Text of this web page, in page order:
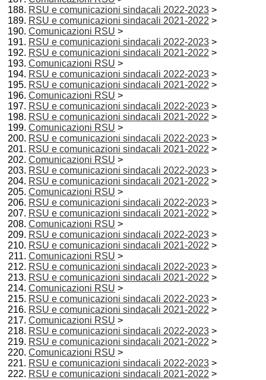
RSU e comunicazioni sindacali 2022-2023 >
RSU e comunicazioni sindacali 2021-2022 >
Comunicazioni RSU >
RSU e comunicazioni sindacali 2022-2023 >
RSU e comunicazioni sindacali 2021-2022 >
Comunicazioni RSU >
RSU e comunicazioni sindacali 2022-2023 >
RSU e comunicazioni sindacali 2021-2022 >
Comunicazioni RSU >
RSU e comunicazioni sindacali 2022-2023 >
RSU e comunicazioni sindacali 2021-2022 >
Comunicazioni RSU >
RSU e comunicazioni sindacali 2022-2023 >
RSU e comunicazioni sindacali 2021-2022 >
Comunicazioni RSU >
RSU e comunicazioni sindacali 2022-2023 >
RSU e comunicazioni sindacali 2021-2022 >
Comunicazioni RSU >
RSU e comunicazioni sindacali 2022-2023 >
RSU e comunicazioni sindacali 2021-2022 >
Comunicazioni RSU >
RSU e comunicazioni sindacali 2022-2023 >
RSU e comunicazioni sindacali 2021-2022 >
Comunicazioni RSU >
RSU e comunicazioni sindacali 2022-2023 >
RSU e comunicazioni sindacali 2021-2022 >
Comunicazioni RSU >
RSU e comunicazioni sindacali 2022-2023 >
RSU e comunicazioni sindacali 2021-2022 >
Comunicazioni RSU >
RSU e comunicazioni sindacali 2022-2023 >
RSU e comunicazioni sindacali 2021-2022 >
Comunicazioni RSU >
RSU e comunicazioni sindacali 2022-2023 >
RSU e comunicazioni sindacali 2021-2022 >